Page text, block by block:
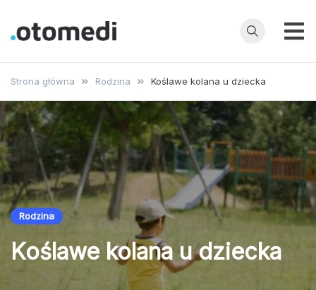
OtoMedi.pl
choroby,
badania, leczenie
i profilaktyka
Strona główna Rodzina Koślawe kolana u dziecka
Rodzina
Koślawe kolana u dziecka